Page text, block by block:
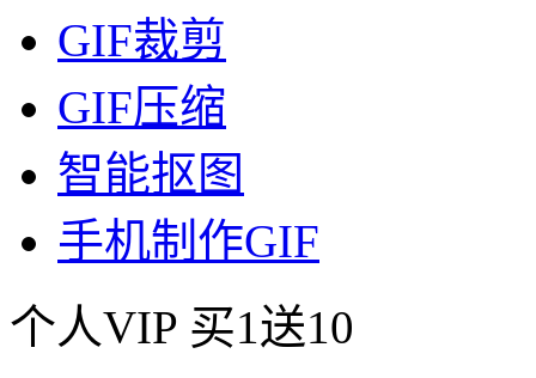
GIF裁剪
GIF压缩
智能抠图
手机制作GIF
个人VIP 买1送10